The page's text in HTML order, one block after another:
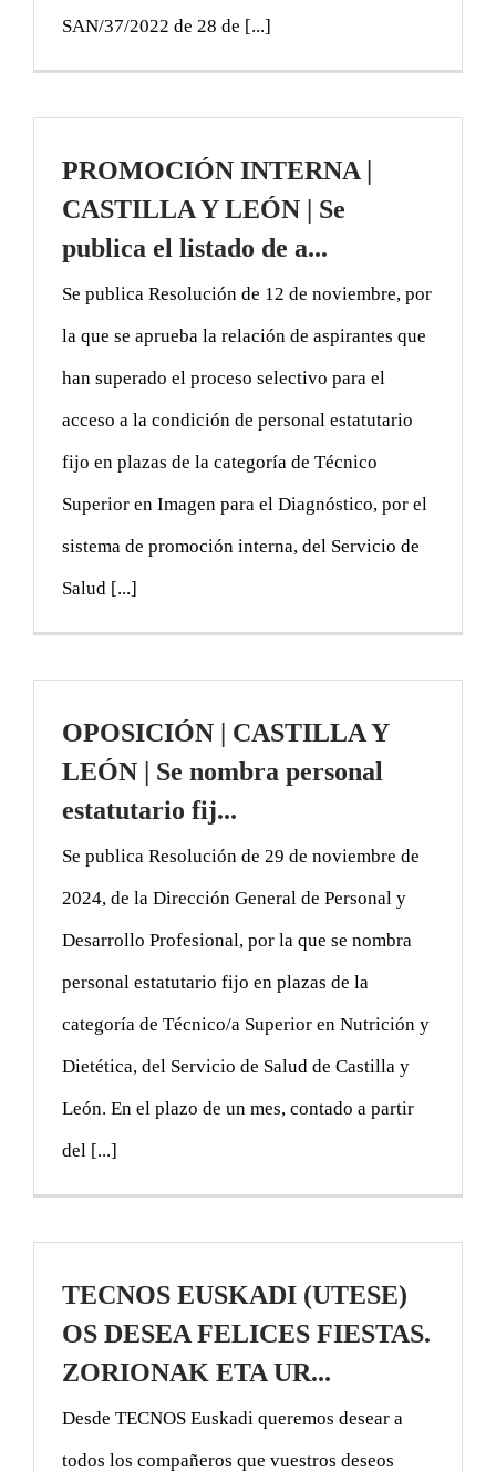
SAN/37/2022 de 28 de [...]
PROMOCIÓN INTERNA |
CASTILLA Y LEÓN | Se
publica el listado de a...
Se publica Resolución de 12 de noviembre, por
la que se aprueba la relación de aspirantes que
han superado el proceso selectivo para el
acceso a la condición de personal estatutario
fijo en plazas de la categoría de Técnico
Superior en Imagen para el Diagnóstico, por el
sistema de promoción interna, del Servicio de
Salud [...]
OPOSICIÓN | CASTILLA Y
LEÓN | Se nombra personal
estatutario fij...
Se publica Resolución de 29 de noviembre de
2024, de la Dirección General de Personal y
Desarrollo Profesional, por la que se nombra
personal estatutario fijo en plazas de la
categoría de Técnico/a Superior en Nutrición y
Dietética, del Servicio de Salud de Castilla y
León. En el plazo de un mes, contado a partir
del [...]
TECNOS EUSKADI (UTESE)
OS DESEA FELICES FIESTAS.
ZORIONAK ETA UR...
Desde TECNOS Euskadi queremos desear a
todos los compañeros que vuestros deseos